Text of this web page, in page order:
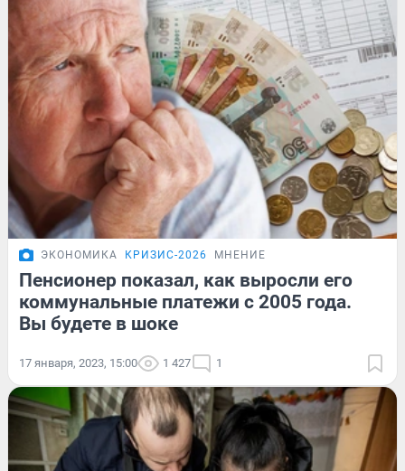
ЭКОНОМИКА КРИЗИС-2026 МНЕНИЕ
Пенсионер показал, как выросли его
коммунальные платежи с 2005 года.
Вы будете в шоке
17 января, 2023, 15:00 1 427 1